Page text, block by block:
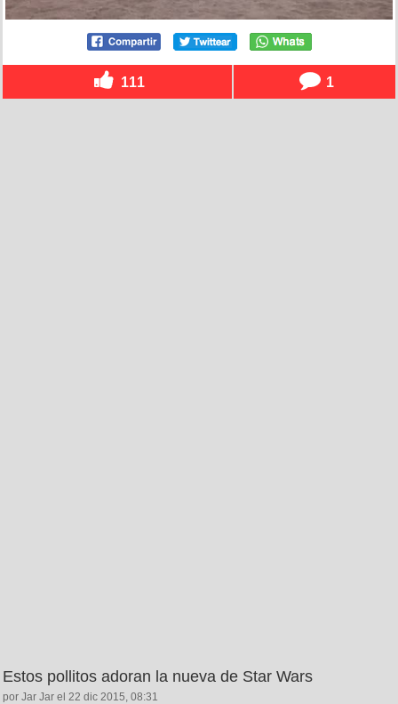
111 1
Estos pollitos adoran la nueva de Star Wars
por Jar Jar el 22 dic 2015, 08:31